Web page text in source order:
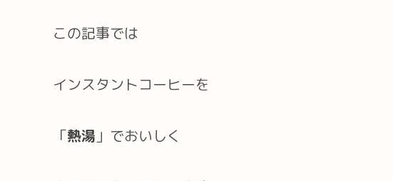
この記事では
インスタントコーヒーを
「熱湯 」でおいしく